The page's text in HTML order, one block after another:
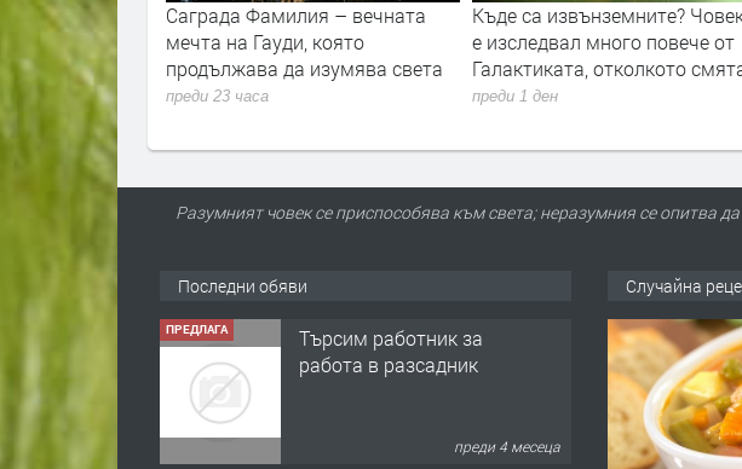
и
Саграда Фамилия – вечната
мечта на Гауди, която
продължава да изумява света
преди 23 часа
Къде са извънземните?
е изследвал много повече от
Галактиката, отколкото
преди 1 ден
Разумният човек се приспособява към света; неразумния се опитва
Последни обяви
ПРЕДЛАГА
Търсим работник за
работа в разсадник
преди 4 месеца
Случайна